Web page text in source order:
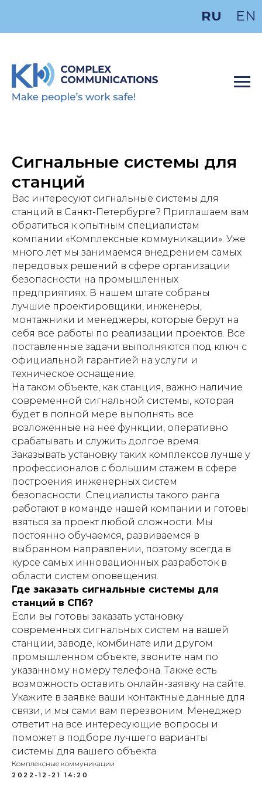
Сигнальные системы для
станций
Вас интересуют сигнальные системы для
станций в Санкт-Петербурге? Приглашаем вам
обратиться к опытным специалистам
компании «Комплексные коммуникации». Уже
много лет мы занимаемся внедрением самых
передовых решений в сфере организации
безопасности на промышленных
предприятиях. В нашем штате собраны
лучшие проектировщики, инженеры,
монтажники и менеджеры, которые берут на
себя все работы по реализации проектов. Все
поставленные задачи выполняются под ключ с
официальной гарантией на услуги и
техническое оснащение.
На таком объекте, как станция, важно наличие
современной сигнальной системы, которая
будет в полной мере выполнять все
возложенные на нее функции, оперативно
срабатывать и служить долгое время.
Заказывать установку таких комплексов лучше у
профессионалов с большим стажем в сфере
построения инженерных систем
безопасности. Специалисты такого ранга
работают в команде нашей компании и готовы
взяться за проект любой сложности. Мы
постоянно обучаемся, развиваемся в
выбранном направлении, поэтому всегда в
курсе самых инновационных разработок в
области систем оповещения.
Где заказать сигнальные системы для
станций в СПб?
Если вы готовы заказать установку
современных сигнальных систем на вашей
станции, заводе, комбинате или другом
промышленном объекте, звоните нам по
указанному номеру телефона. Также есть
возможность оставить онлайн-заявку на сайте.
Укажите в заявке ваши контактные данные для
связи, и мы сами вам перезвоним. Менеджер
ответит на все интересующие вопросы и
поможет в подборе лучшего варианты
системы для вашего объекта.
Комплексные коммуникации
2022-12-21 14:20